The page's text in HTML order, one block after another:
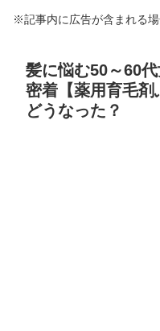
※記事内に広告が含まれる場
髪に悩む50～60
密着【薬用育毛剤
どうなった？